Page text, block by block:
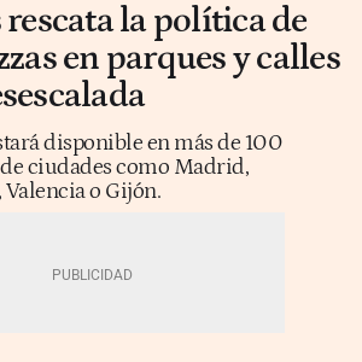
rescata la política de
en parques y calles
disponible en más de 100
ciudades como Madrid,
o Gijón.